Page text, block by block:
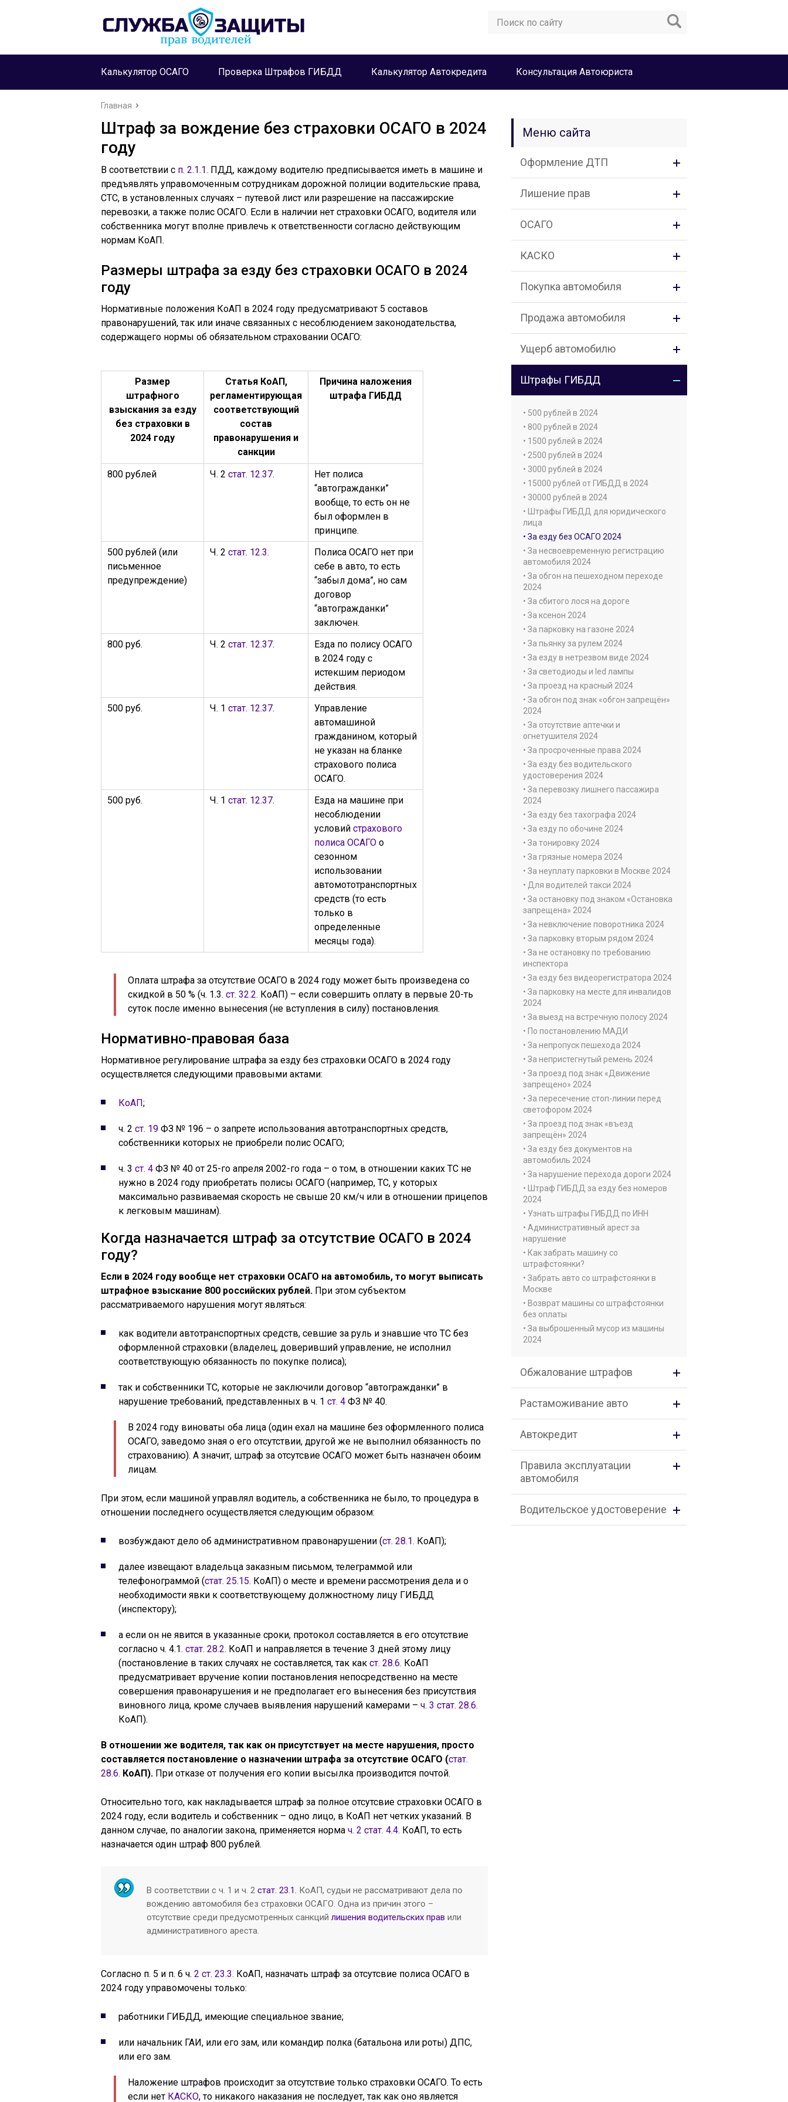
Калькулятор ОСАГО Проверка Штрафов ГИБДД Калькулятор Автокредита Консультация Автоюриста
Главная
Штраф за вождение без страховки ОСАГО в 2024
году
В соответствии с п. 2.1.1. ПДД, каждому водителю предписывается иметь в машине и
предъявлять управомоченным сотрудникам дорожной полиции водительские права,
СТС, в установленных случаях – путевой лист или разрешение на пассажирские
перевозки, а также полис ОСАГО. Если в наличии нет страховки ОСАГО, водителя или
собственника могут вполне привлечь к ответственности согласно действующим
нормам КоАП.
Размеры штрафа за езду без страховки ОСАГО в 2024
году
Нормативные положения КоАП в 2024 году предусматривают 5 составов
правонарушений, так или иначе связанных с несоблюдением законодательства,
содержащего нормы об обязательном страховании ОСАГО:
Размер
штрафного
взыскания за езду
без страховки в
2024 году
Статья КоАП,
регламентирующая
соответствующий
состав
правонарушения и
санкции
Причина наложения
штрафа ГИБДД
800 рублей Ч. 2 стат. 12.37.
Нет полиса
“автогражданки”
вообще, то есть он не
был оформлен в
принципе.
500 рублей (или
письменное
предупреждение)
Ч. 2 стат. 12.3.
Полиса ОСАГО нет при
себе в авто, то есть
“забыл дома”, но сам
договор
“автогражданки”
заключен.
800 руб.
Ч. 2 стат. 12.37.
Езда по полису ОСАГО
в 2024 году с
истекшим периодом
действия.
500 руб.
Ч. 1 стат. 12.37.
Управление
автомашиной
гражданином, который
не указан на бланке
страхового полиса
ОСАГО.
500 руб.
Ч. 1 стат. 12.37.
Езда на машине при
несоблюдении
условий страхового
полиса ОСАГО о
сезонном
использовании
автомототранспортных
средств (то есть
только в
определенные
месяцы года).
Оплата штрафа за отсутствие ОСАГО в 2024 году может быть произведена со
скидкой в 50 % (ч. 1.3. ст. 32.2. КоАП) – если совершить оплату в первые 20-ть
суток после именно вынесения (не вступления в силу) постановления.
Нормативно-правовая база
Нормативное регулирование штрафа за езду без страховки ОСАГО в 2024 году
осуществляется следующими правовыми актами:
КоАП;
ч. 2 ст. 19 ФЗ № 196 – о запрете использования автотранспортных средств,
собственники которых не приобрели полис ОСАГО;
ч. 3 ст. 4 ФЗ № 40 от 25-го апреля 2002-го года – о том, в отношении каких ТС не
нужно в 2024 году приобретать полисы ОСАГО (например, ТС, у которых
максимально развиваемая скорость не свыше 20 км/ч или в отношении прицепов
к легковым машинам).
Когда назначается штраф за отсутствие ОСАГО в 2024
году?
Если в 2024 году вообще нет страховки ОСАГО на автомобиль, то могут выписать
штрафное взыскание 800 российских рублей. При этом субъектом
рассматриваемого нарушения могут являться:
как водители автотранспортных средств, севшие за руль и знавшие что ТС без
оформленной страховки (владелец, доверивший управление, не исполнил
соответствующую обязанность по покупке полиса);
так и собственники ТС, которые не заключили договор “автогражданки” в
нарушение требований, представленных в ч. 1 ст. 4 ФЗ № 40.
В 2024 году виноваты оба лица (один ехал на машине без оформленного полиса
ОСАГО, заведомо зная о его отсутствии, другой же не выполнил обязанность по
страхованию). А значит, штраф за отсутсвие ОСАГО может быть назначен обоим
лицам.
При этом, если машиной управлял водитель, а собственника не было, то процедура в
отношении последнего осуществляется следующим образом:
возбуждают дело об административном правонарушении (ст. 28.1. КоАП);
далее извещают владельца заказным письмом, телеграммой или
телефонограммой (стат. 25.15. КоАП) о месте и времени рассмотрения дела и о
необходимости явки к соответствующему должностному лицу ГИБДД
(инспектору);
а если он не явится в указанные сроки, протокол составляется в его отсутствие
согласно ч. 4.1. стат. 28.2. КоАП и направляется в течение 3 дней этому лицу
(постановление в таких случаях не составляется, так как ст. 28.6. КоАП
предусматривает вручение копии постановления непосредственно на месте
совершения правонарушения и не предполагает его вынесения без присутствия
виновного лица, кроме случаев выявления нарушений камерами – ч. 3 стат. 28.6.
КоАП).
В отношении же водителя, так как он присутствует на месте нарушения, просто
составляется постановление о назначении штрафа за отсутствие ОСАГО (стат.
28.6. КоАП). При отказе от получения его копии высылка производится почтой.
Относительно того, как накладывается штраф за полное отсутсвие страховки ОСАГО в
2024 году, если водитель и собственник – одно лицо, в КоАП нет четких указаний. В
данном случае, по аналогии закона, применяется норма ч. 2 стат. 4.4. КоАП, то есть
назначается один штраф 800 рублей.
В соответствии с ч. 1 и ч. 2 стат. 23.1. КоАП, судьи не рассматривают дела по
вождению автомобиля без страховки ОСАГО. Одна из причин этого –
отсутствие среди предусмотренных санкций лишения водительских прав или
административного ареста.
Согласно п. 5 и п. 6 ч. 2 ст. 23.3. КоАП, назначать штраф за отсутсвие полиса ОСАГО в
2024 году управомочены только:
работники ГИБДД, имеющие специальное звание;
или начальник ГАИ, или его зам, или командир полка (батальона или роты) ДПС,
или его зам.
Наложение штрафов происходит за отсутствие только страховки ОСАГО. То есть
если нет КАСКО, то никакого наказания не последует, так как оно является
Меню сайта
Оформление ДТП
Лишение прав
ОСАГО
КАСКО
Покупка автомобиля
Продажа автомобиля
Ущерб автомобилю
Штрафы ГИБДД
• 500 рублей в 2024
• 800 рублей в 2024
• 1500 рублей в 2024
• 2500 рублей в 2024
• 3000 рублей в 2024
• 15000 рублей от ГИБДД в 2024
• 30000 рублей в 2024
• Штрафы ГИБДД для юридического
лица
• За езду без ОСАГО 2024
• За несвоевременную регистрацию
автомобиля 2024
• За обгон на пешеходном переходе
2024
• За сбитого лося на дороге
• За ксенон 2024
• За парковку на газоне 2024
• За пьянку за рулем 2024
• За езду в нетрезвом виде 2024
• За светодиоды и led лампы
• За проезд на красный 2024
• За обгон под знак «обгон запрещён»
2024
• За отсутствие аптечки и
огнетушителя 2024
• За просроченные права 2024
• За езду без водительского
удостоверения 2024
• За перевозку лишнего пассажира
2024
• За езду без тахографа 2024
• За езду по обочине 2024
• За тонировку 2024
• За грязные номера 2024
• За неуплату парковки в Москве 2024
• Для водителей такси 2024
• За остановку под знаком «Остановка
запрещена» 2024
• За невключение поворотника 2024
• За парковку вторым рядом 2024
• За не остановку по требованию
инспектора
• За езду без видеорегистратора 2024
• За парковку на месте для инвалидов
2024
• За выезд на встречную полосу 2024
• По постановлению МАДИ
• За непропуск пешехода 2024
• За непристегнутый ремень 2024
• За проезд под знак «Движение
запрещено» 2024
• За пересечение стоп-линии перед
светофором 2024
• За проезд под знак «въезд
запрещён» 2024
• За езду без документов на
автомобиль 2024
• За нарушение перехода дороги 2024
• Штраф ГИБДД за езду без номеров
2024
• Узнать штрафы ГИБДД по ИНН
• Административный арест за
нарушение
• Как забрать машину со
штрафстоянки?
• Забрать авто со штрафстоянки в
Москве
• Возврат машины со штрафстоянки
без оплаты
• За выброшенный мусор из машины
2024
Обжалование штрафов
Растаможивание авто
Автокредит
Правила эксплуатации
автомобиля
Водительское удостоверение